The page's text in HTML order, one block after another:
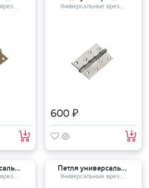
Универсальные врезные петли Универсальные врезные петли
600 ₽
Петля универсальная MORELLI MS 100*70*2,5 4BB PC
Универсальные врезные петли
Петля универсальная MORELLI MS 100*70*2,5 4BB SC
Универсальные врезные петли